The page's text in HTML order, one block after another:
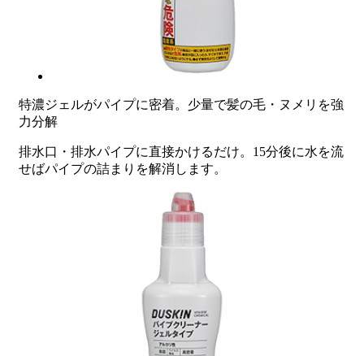
特濃ジェルがパイプに密着。少量で髪の毛・ヌメリを強
力分解
排水口・排水パイプに直接かけるだけ。15分後に水を流
せばパイプの詰まりを解消します。